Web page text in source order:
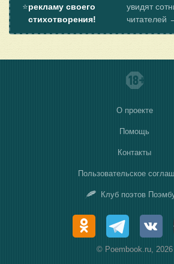
⭐рекламу своего
стихотворения!
увидят
читателей
О проекте
Помощь
Контакты
Пользовательское
Клуб поэтов
© Poembook.ru, 2026